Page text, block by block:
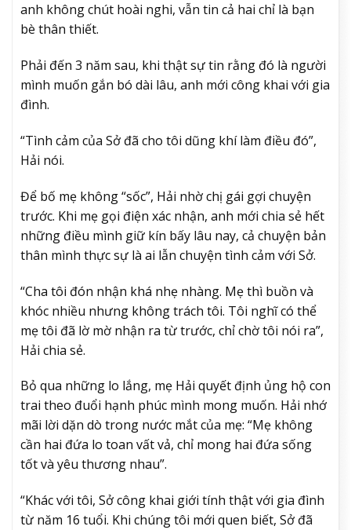
anh không chút hoài nghi, vẫn tin cả hai chỉ là bạn
bè thân thiết.
Phải đến 3 năm sau, khi thật sự tin rằng đó là người
mình muốn gắn bó dài lâu, anh mới công khai với gia
đình.
“Tình cảm của Sở đã cho tôi dũng khí làm điều đó”,
Hải nói.
Để bố mẹ không “sốc”, Hải nhờ chị gái gợi chuyện
trước. Khi mẹ gọi điện xác nhận, anh mới chia sẻ hết
những điều mình giữ kín bấy lâu nay, cả chuyện bản
thân mình thực sự là ai lẫn chuyện tình cảm với Sở.
“Cha tôi đón nhận khá nhẹ nhàng. Mẹ thì buồn và
khóc nhiều nhưng không trách tôi. Tôi nghĩ có thể
mẹ tôi đã lờ mờ nhận ra từ trước, chỉ chờ tôi nói ra”,
Hải chia sẻ.
Bỏ qua những lo lắng, mẹ Hải quyết định ủng hộ con
trai theo đuổi hạnh phúc mình mong muốn. Hải nhớ
mãi lời dặn dò trong nước mắt của mẹ: “Mẹ không
cần hai đứa lo toan vất vả, chỉ mong hai đứa sống
tốt và yêu thương nhau”.
“Khác với tôi, Sở công khai giới tính thật với gia đình
từ năm 16 tuổi. Khi chúng tôi mới quen biết, Sở đã